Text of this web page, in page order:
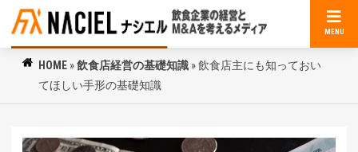
MENU
HOME »飲食店経営の基礎知識 »飲食店主にも知っておい
てほしい手形の基礎知識